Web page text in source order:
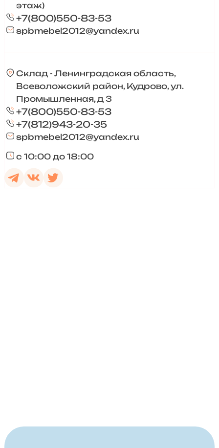
этаж)
+7(800)550-83-53
spbmebel2012@yandex.ru
Склад - Ленинградская область,
Всеволожский район, Кудрово, ул.
Промышленная, д 3
+7(800)550-83-53
+7(812)943-20-35
spbmebel2012@yandex.ru
с 10:00 до 18:00